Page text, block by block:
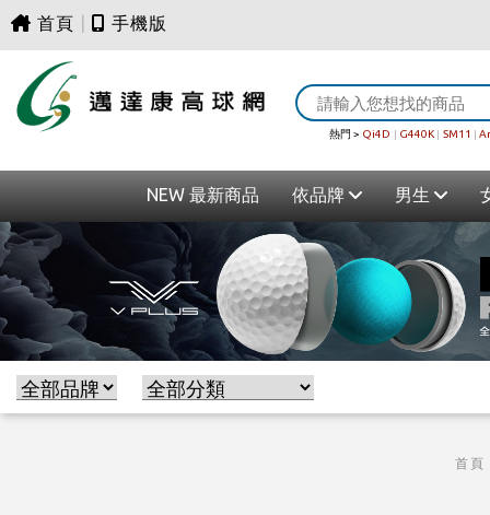
首頁 手機版
熱門 > Qi4D | G440K | SM11 |
NEW 最新商品 依品牌 男生
首頁